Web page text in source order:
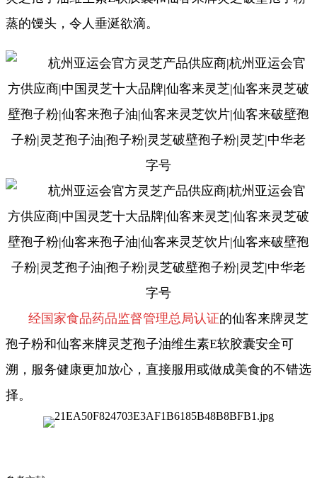
蒸的馒头，令人垂涎欲滴。
经国家食品药品监督管理总局认证的仙客来牌灵芝
孢子粉和仙客来牌灵芝孢子油维生素E软胶囊安全可
溯，服务健康更加放心，直接服用或做成美食的不错选
择。